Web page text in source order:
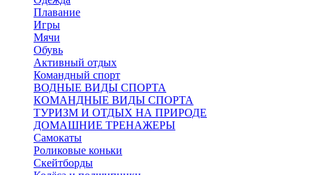
Плавание
Игры
Мячи
Обувь
Активный отдых
Командный спорт
ВОДНЫЕ ВИДЫ СПОРТА
КОМАНДНЫЕ ВИДЫ СПОРТА
ТУРИЗМ И ОТДЫХ НА ПРИРОДЕ
ДОМАШНИЕ ТРЕНАЖЕРЫ
Самокаты
Роликовые коньки
Скейтборды